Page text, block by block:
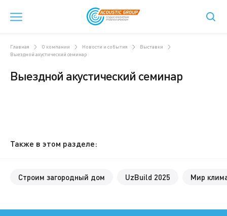
Главная О компании Новости и события
Выставки
Выездной акустический семинар
Выездной акустический семинар
Также в этом разделе:
Строим загородный дом UzBuild 2025 Мир